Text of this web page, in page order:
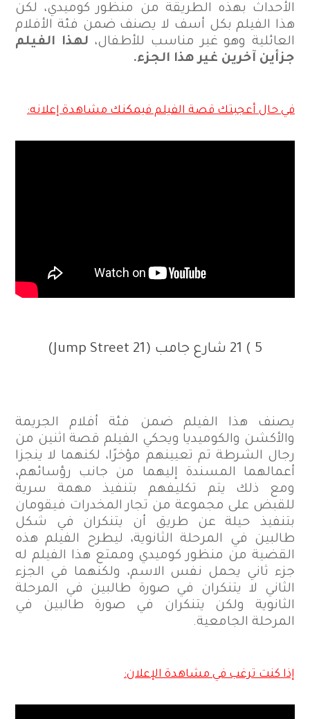
الأحداث بهذه الطريقة من منظور كوميدي، لكن
هذا الفيلم بكل أسف لا يصنف ضمن فئة الأفلام
العائلية وهو غير مناسب للأطفال، لهذا الفيلم
جزأين آخرين غير هذا الجزء.
في حال أعجبتك قصة الفيلم فيمكنك مشاهدة إعلانه:
5 ) 21 شارع جامب (21 Jump Street)
يصنف هذا الفيلم ضمن فئة أفلام الجريمة
والأكشن والكوميديا ويحكي الفيلم قصة اثنين من
رجال الشرطة تم تعيينهم مؤخرًا، لكنهما لا ينجزا
أعمالهما المسندة إليهما من جانب رؤسائهم،
ومع ذلك يتم تكليفهم بتنفيذ مهمة سرية
للقبض على مجموعة من تجار المخدرات فيقومان
بتنفيذ حيلة عن طريق أن يتنكران في شكل
طالبين في المرحلة الثانوية، ليطرح الفيلم هذه
القضية من منظور كوميدي وممتع هذا الفيلم له
جزء ثاني يحمل نفس الاسم، ولكنهما في الجزء
الثاني لا يتنكران في صورة طالبين في المرحلة
الثانوية ولكن يتنكران في صورة طالبين في
المرحلة الجامعية.
إذا كنت ترغب في مشاهدة الإعلان: